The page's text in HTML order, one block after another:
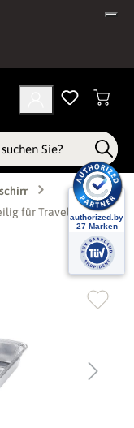
für TravelQ 16x16,5